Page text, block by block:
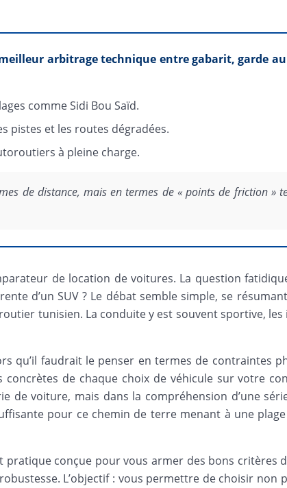
arbitrage technique entre gabarit, garde
comme Sidi Bou Saïd.
pistes et les routes dégradées.
à pleine charge.
de distance, mais en termes de « points de friction »
de location de voitures. La question
d’un SUV ? Le débat semble simple, se
tunisien. La conduite y est souvent sportive,
faudrait le penser en termes de contraintes
de chaque choix de véhicule sur votre
de voiture, mais dans la compréhension d’une
pour ce chemin de terre menant à une
pratique conçue pour vous armer des bons critères
L’objectif : vous permettre de choisir non